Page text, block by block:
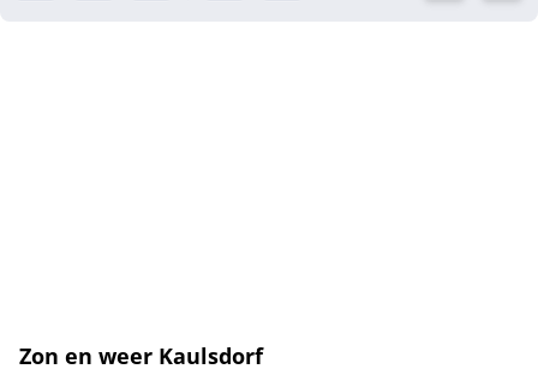
Zon en weer Kaulsdorf